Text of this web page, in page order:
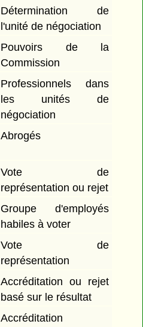
Détermination de
l'unité de négociation
Pouvoirs de la
Commission
Professionnels dans
les unités de
négociation
Abrogés
Vote de
représentation ou rejet
Groupe d'employés
habiles à voter
Vote de
représentation
Accréditation ou rejet
basé sur le résultat
Accréditation